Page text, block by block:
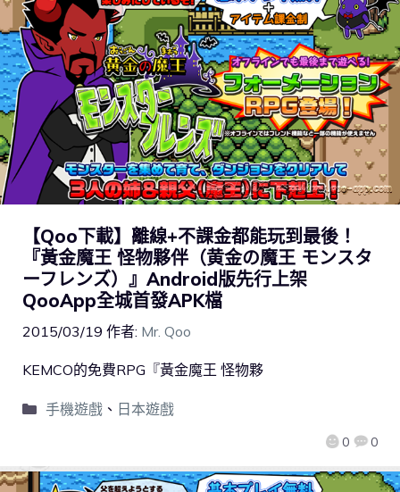
【Qoo下載】離線+不課金都能玩到最後！
『黃金魔王 怪物夥伴（黄金の魔王 モンスタ
ーフレンズ）』Android版先行上架
QooApp全城首發APK檔
2015/03/19 作者: Mr. Qoo
0 0
KEMCO的免費RPG『黃金魔王 怪物夥
手機遊戲、 日本遊戲